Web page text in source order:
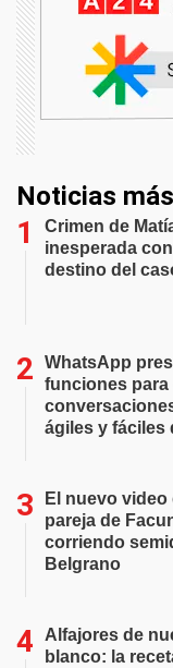
Noticias
Crimen de
inesperada
destino del
WhatsApp
funciones para
ágiles y fáciles
El nuevo video
pareja de
corriendo
Belgrano
Alfajores de
blanco: la